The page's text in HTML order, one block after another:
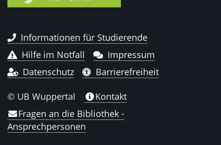
Informationen für Studierende
Hilfe im Notfall
Impressum
Datenschutz
Barrierefreiheit
© UB Wuppertal
Kontakt
Fragen an die Bibliothek -
Ansprechpersonen